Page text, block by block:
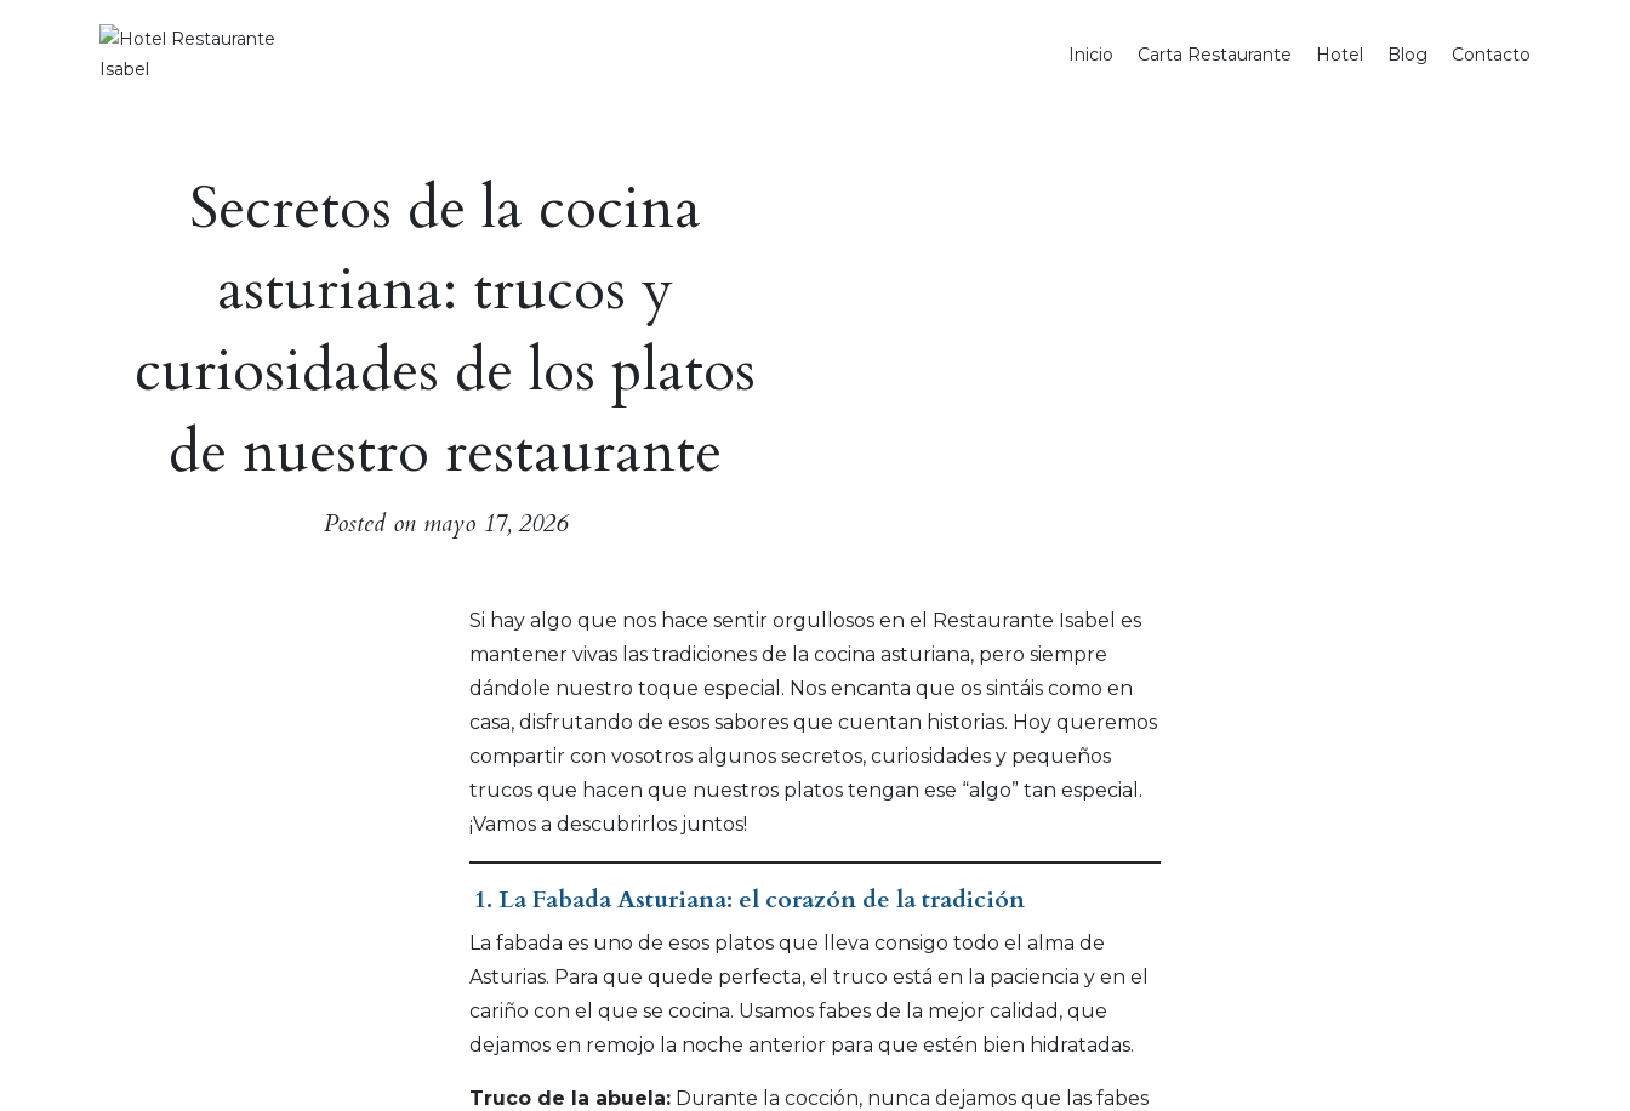
Inicio Carta Restaurante Hotel Blog Contacto
Carta Restaurante
Blog
Secretos de la cocina
asturiana: trucos y
curiosidades de los platos
de nuestro restaurante
Posted on mayo 17, 2026
Si hay algo que nos hace sentir orgullosos en el Restaurante Isabel es
mantener vivas las tradiciones de la cocina asturiana, pero siempre
dándole nuestro toque especial. Nos encanta que os sintáis como en
casa, disfrutando de esos sabores que cuentan historias. Hoy queremos
compartir con vosotros algunos secretos, curiosidades y pequeños
trucos que hacen que nuestros platos tengan ese “algo” tan especial.
¡Vamos a descubrirlos juntos!
1. La Fabada Asturiana: el corazón de la tradición
La fabada es uno de esos platos que lleva consigo todo el alma de
Asturias. Para que quede perfecta, el truco está en la paciencia y en el
cariño con el que se cocina. Usamos fabes de la mejor calidad, que
dejamos en remojo la noche anterior para que estén bien hidratadas.
Truco de la abuela: Durante la cocción, nunca dejamos que las fabes